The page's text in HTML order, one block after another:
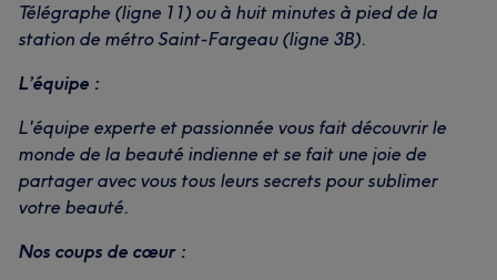
Télégraphe (ligne 11) ou à huit minutes à pied de la
station de métro Saint-Fargeau (ligne 3B).
L’équipe :
L'équipe experte et passionnée vous fait découvrir le
monde de la beauté indienne et se fait une joie de
partager avec vous tous leurs secrets pour sublimer
votre beauté.
Nos coups de cœur :